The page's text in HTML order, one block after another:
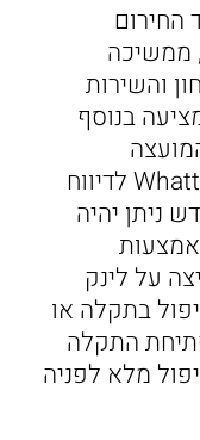
החירום
ממשיכה
והשירות
בנוסף
באמצעות פלטפורמת ה- WhattsApp לדיווח
ניתן יהיה
על לינק
בתקלה או
התקלה
מלא לפניה